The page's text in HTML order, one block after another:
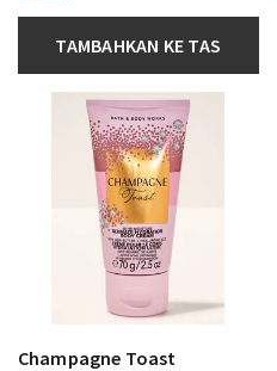
TAMBAHKAN KE TAS
Champagne Toast